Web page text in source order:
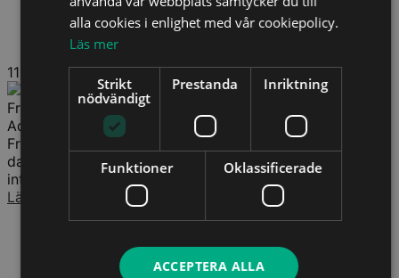
11
Fredrik Eråker
Advokat
Fredrik har specialiserat kompetens inom GDPR och
dataskydd, med stor erfarenhet av att leda projekt kring
integritetsfrågor samt att tolka...
Läs mer
alla cookies i enlighet med vår cookiepolicy.
Läs mer
Strikt
nödvändigt
Prestanda Inriktning
Funktioner Oklassificerade
ACCEPTERA ALLA